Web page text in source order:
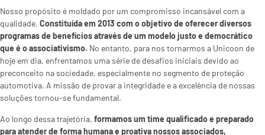
Nosso propósito é moldado por um compromisso incansável com a
qualidade. Constituída em 2013 com o objetivo de oferecer diversos
programas de benefícios através de um modelo justo e democrático
que é o associativismo. No entanto, para nos tornarmos a Unicoon de
hoje em dia, enfrentamos uma série de desafios iniciais devido ao
preconceito na sociedade, especialmente no segmento de proteção
automotiva. A missão de provar a integridade e a excelência de nossas
soluções tornou-se fundamental.
Ao longo dessa trajetória, formamos um time qualificado e preparado
para atender de forma humana e proativa nossos associados,